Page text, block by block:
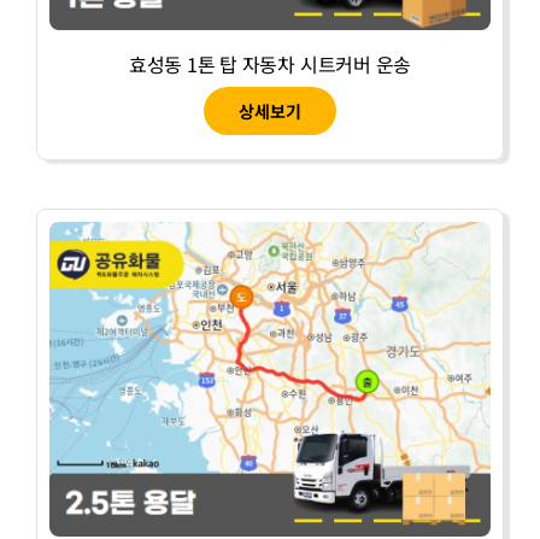
효성동 1톤 탑 자동차 시트커버 운송
상세보기